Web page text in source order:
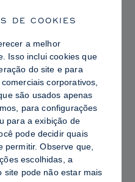
DE COOKIES
a melhor
Isso inclui cookies que
do site e para
corporativos,
são usados ​​apenas
para configurações
para a exibição de
pode decidir quais
permitir. Observe que,
escolhidas, a
site pode não estar mais